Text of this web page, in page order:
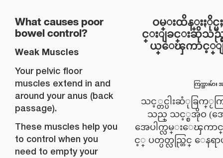
What causes poor
bowel control?
Weak Muscles
Your pelvic floor
muscles extend in and
around your anus (back
passage).
These muscles help you
to control when you
need to empty your
ဝမ္းထိန္းႏိုင္မ
င္းျခင္းဆိုသည္
ယ္ေၾကာင့္ျ
ကြက္သားမ်ာ
သင့္တင္ပါးဆံုခြက္ႂကြ
သည္ သင့္စအိုဝ (အ
အေပါက္လမ္းေၾကာ
င့္ ပတ္ပတ္လည္တြင္ ေနရ